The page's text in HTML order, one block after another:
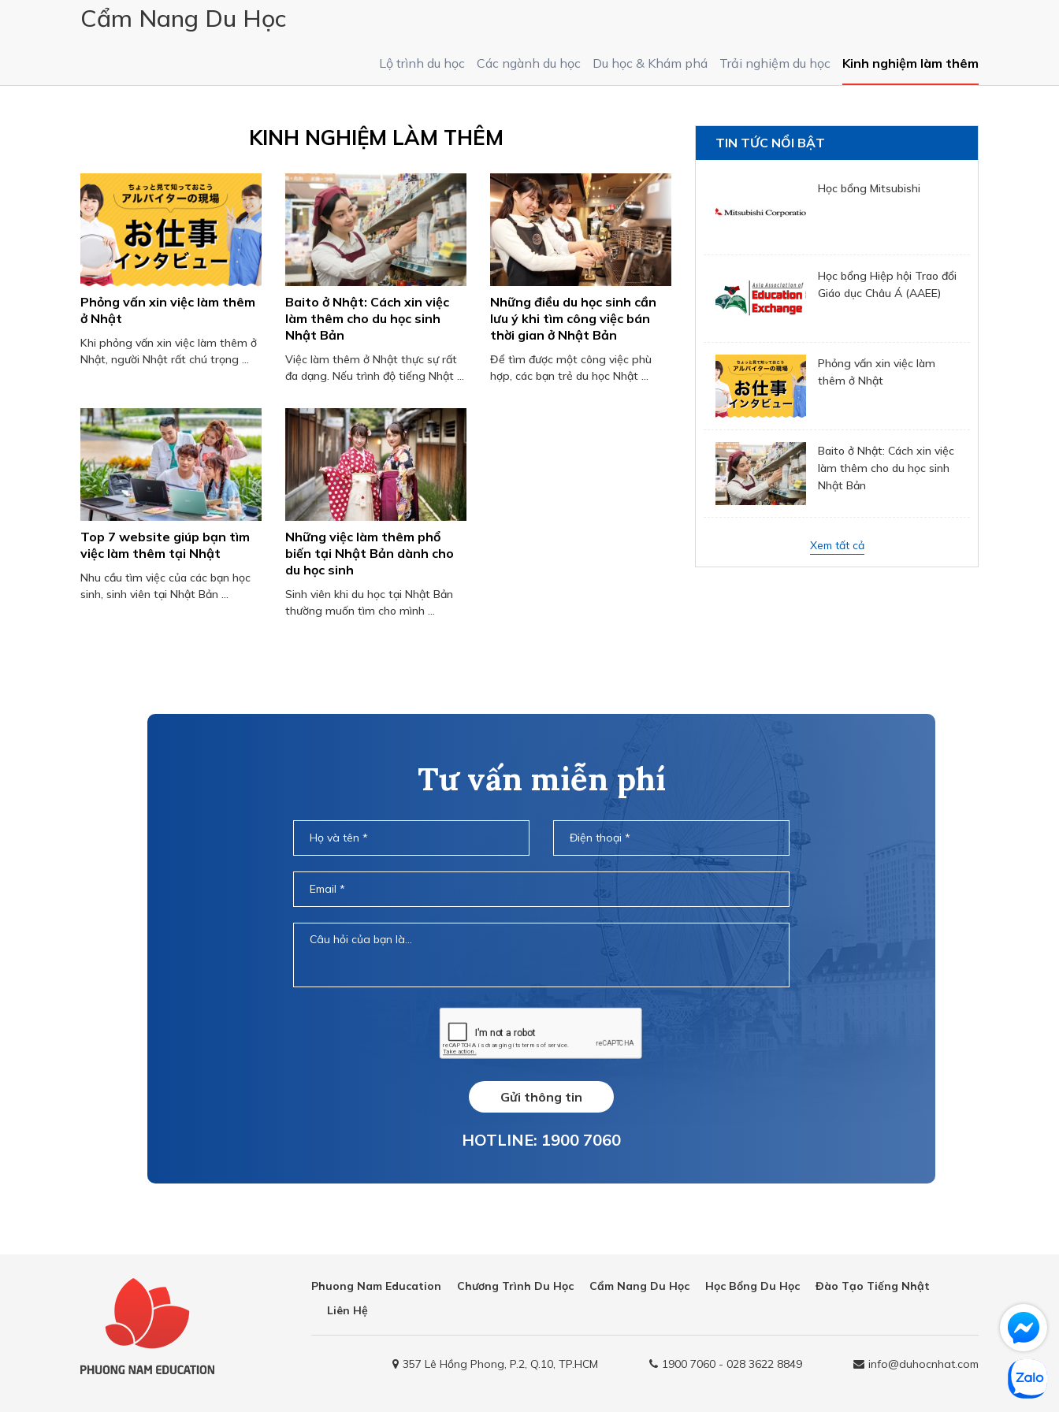
Cẩm Nang Du Học
Lộ trình du học Các ngành du học Du học & Khám phá Trải nghiệm du học Kinh nghiệm làm thêm
KINH NGHIỆM LÀM THÊM
Phỏng vấn xin việc làm thêm
ở Nhật
Khi phỏng vấn xin việc làm thêm ở
Nhật, người Nhật rất chú trọng ...
Baito ở Nhật: Cách xin việc
làm thêm cho du học sinh
Nhật Bản
Việc làm thêm ở Nhật thực sự rất
đa dạng. Nếu trình độ tiếng Nhật ...
Những điều du học sinh cần
lưu ý khi tìm công việc bán
thời gian ở Nhật Bản
Để tìm được một công việc phù
hợp, các bạn trẻ du học Nhật ...
Top 7 website giúp bạn tìm
việc làm thêm tại Nhật
Nhu cầu tìm việc của các bạn học
sinh, sinh viên tại Nhật Bản ...
Những việc làm thêm phổ
biến tại Nhật Bản dành cho
du học sinh
Sinh viên khi du học tại Nhật Bản
thường muốn tìm cho mình ...
TIN TỨC NỔI BẬT
Học bổng Mitsubishi
Học bổng Hiệp hội Trao đổi
Giáo dục Châu Á (AAEE)
Phỏng vấn xin việc làm
thêm ở Nhật
Baito ở Nhật: Cách xin việc
làm thêm cho du học sinh
Nhật Bản
Xem tất cả
Tư vấn miễn phí
Gửi thông tin
HOTLINE: 1900 7060
Phuong Nam Education Chương Trình Du Học Cẩm Nang Du Học Học Bổng Du Học
Đào Tạo Tiếng Nhật
Liên Hệ
357 Lê Hồng Phong, P.2, Q.10, TP.HCM 1900 7060 - 028 3622 8849 info@duhocnhat.com